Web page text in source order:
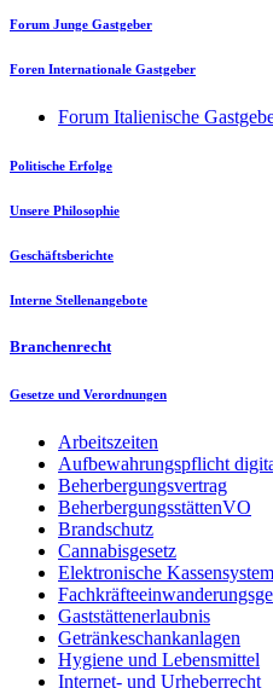
Forum Junge Gastgeber
Foren Internationale Gastgeber
Forum Italienische
Politische Erfolge
Unsere Philosophie
Geschäftsberichte
Interne Stellenangebote
Branchenrecht
Gesetze und Verordnungen
Arbeitszeiten
Aufbewahrungspflicht
Beherbergungsvertrag
BeherbergungsstättenVO
Brandschutz
Cannabisgesetz
Elektronische
Gaststättenerlaubnis
Getränkeschankanlagen
Hygiene und Lebensmittel
Internet- und Urheberrecht